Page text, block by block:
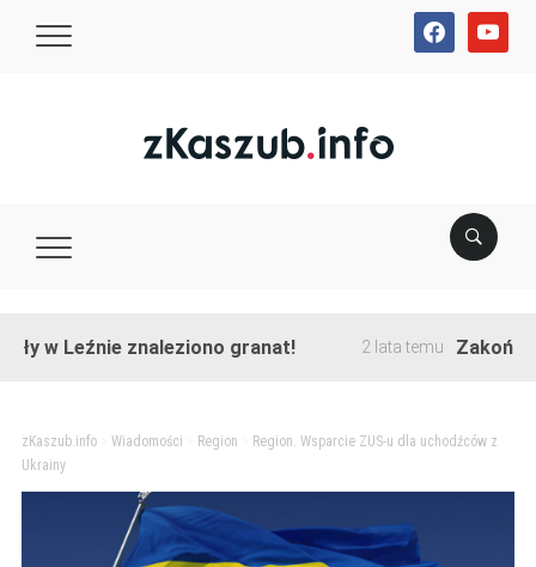
facebookyoutube
znaleziono granat! 2 lata temu Zakończono
zKaszub.info> Wiadomości Region
Region. Wsparcie ZUS-u dla uchodźców z
Ukrainy